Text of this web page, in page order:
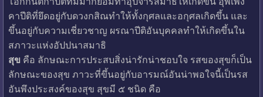
คาปีติที่ยึดอยู่กับดวงกสิณทำให้ทั้งกุศลและอกุศลเกิดขึ้น และ
ขึ้นอยู่กับความเชี่ยวชาญ ผรณาปีติอันบุคคลทำให้เกิดขึ้นใน
สภาวะแห่งอัปปนาสมาธิ
สุข คือ ลักษณะการประสบสิ่งน่ารักน่าชอบใจ รสของสุขก็เป็น
ลักษณะของสุข ภาวะที่ขึ้นอยู่กับอารมณ์อันน่าพอใจนี้เป็นรส
อันพึงประสงค์ของสุข สุขมี ๕ ชนิด คือ